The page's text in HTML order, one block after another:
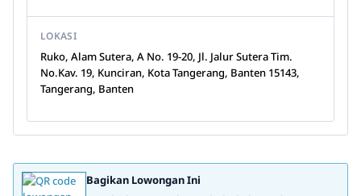
LOKASI
Ruko, Alam Sutera, A No. 19-20, Jl. Jalur Sutera Tim.
No.Kav. 19, Kunciran, Kota Tangerang, Banten 15143,
Tangerang, Banten
Bagikan Lowongan Ini